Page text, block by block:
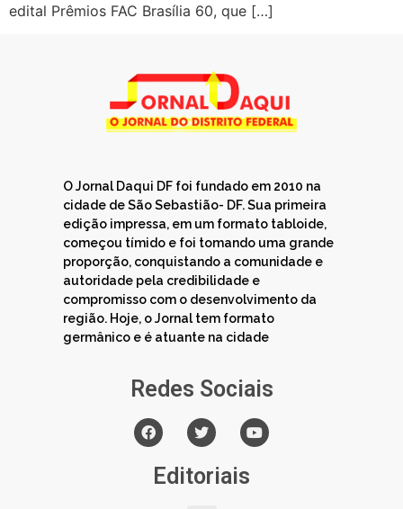
edital Prêmios FAC Brasília 60, que […]
O Jornal Daqui DF foi fundado em 2010 na
cidade de São Sebastião- DF. Sua primeira
edição impressa, em um formato tabloide,
começou tímido e foi tomando uma grande
proporção, conquistando a comunidade e
autoridade pela credibilidade e
compromisso com o desenvolvimento da
região. Hoje, o Jornal tem formato
germânico e é atuante na cidade
Redes Sociais
Editoriais